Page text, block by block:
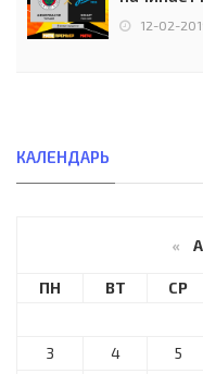
12-02-
КАЛЕНДАРЬ
«
ПН ВТ СР
3
4 5